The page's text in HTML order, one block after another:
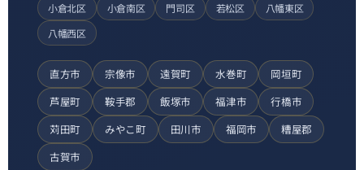
小倉北区 小倉南区 門司区 若松区
八幡東区
八幡西区
直方市 宗像市 遠賀町 水巻町
岡垣町
芦屋町
鞍手郡 飯塚市 福津市
行橋市
苅田町
みやこ町 田川市 福岡市
糟屋郡
古賀市